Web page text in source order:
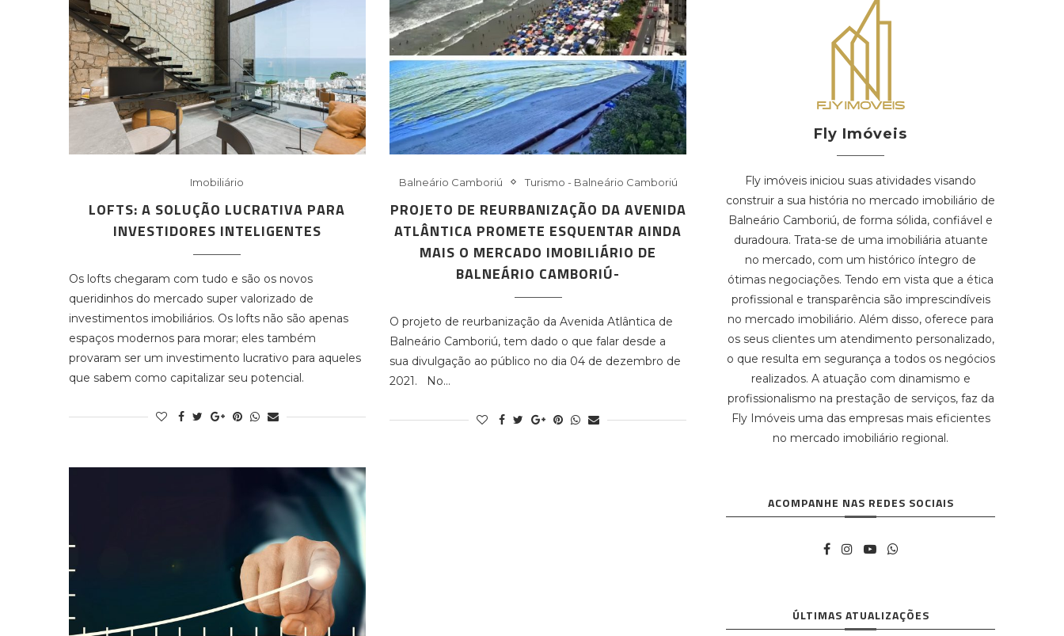
Imobiliário
LOFTS: A SOLUÇÃO LUCRATIVA PARA
INVESTIDORES INTELIGENTES
Os lofts chegaram com tudo e são os novos
queridinhos do mercado super valorizado de
investimentos imobiliários. Os lofts não são apenas
espaços modernos para morar; eles também
provaram ser um investimento lucrativo para aqueles
que sabem como capitalizar seu potencial.
Balneário Camboriú Turismo - Balneário Camboriú
PROJETO DE REURBANIZAÇÃO DA AVENIDA
ATLÂNTICA PROMETE ESQUENTAR AINDA
MAIS O MERCADO IMOBILIÁRIO DE
BALNEÁRIO CAMBORIÚ-
O projeto de reurbanização da Avenida Atlântica de
Balneário Camboriú, tem dado o que falar desde a
sua divulgação ao público no dia 04 de dezembro de
2021. No…
Fly Imóveis
Fly imóveis iniciou suas atividades visando
construir a sua história no mercado imobiliário de
Balneário Camboriú, de forma sólida, confiável e
duradoura. Trata-se de uma imobiliária atuante
no mercado, com um histórico íntegro de
ótimas negociações. Tendo em vista que a ética
profissional e transparência são imprescindíveis
no mercado imobiliário. Além disso, oferece para
os seus clientes um atendimento personalizado,
o que resulta em segurança a todos os negócios
realizados. A atuação com dinamismo e
profissionalismo na prestação de serviços, faz da
Fly Imóveis uma das empresas mais eficientes
no mercado imobiliário regional.
ACOMPANHE NAS REDES SOCIAIS
ÚLTIMAS ATUALIZAÇÕES